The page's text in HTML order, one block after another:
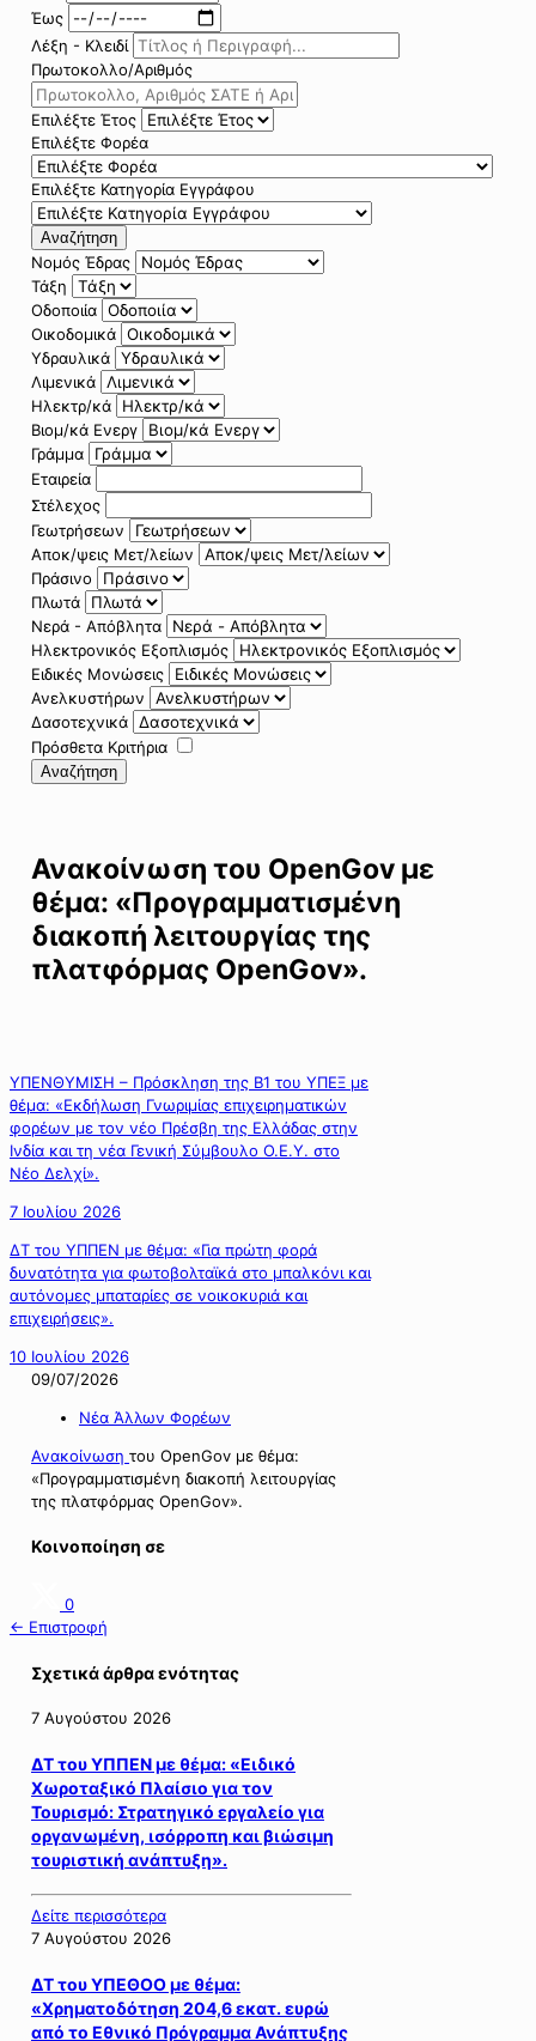
Έως
Λέξη - Κλειδί
Πρωτοκολλο/Αριθμός
Επιλέξτε Έτος
Επιλέξτε Φορέα
Επιλέξτε Κατηγορία Εγγράφου
Αναζήτηση
Νομός Έδρας
Τάξη
Οδοποιία
Οικοδομικά
Υδραυλικά
Λιμενικά
Ηλεκτρ/κά
Βιομ/κά Ενεργ
Γράμμα
Εταιρεία
Στέλεχος
Γεωτρήσεων
Αποκ/ψεις Μετ/λείων
Πράσινο
Πλωτά
Νερά - Απόβλητα
Ηλεκτρονικός Εξοπλισμός
Ειδικές Μονώσεις
Ανελκυστήρων
Δασοτεχνικά
Πρόσθετα Κριτήρια
Αναζήτηση
Ανακοίνωση του OpenGov με
θέμα: «Προγραμματισμένη
διακοπή λειτουργίας της
πλατφόρμας OpenGov».
ΥΠΕΝΘΥΜΙΣΗ – Πρόσκληση της Β1 του ΥΠΕΞ με
θέμα: «Εκδήλωση Γνωριμίας επιχειρηματικών
φορέων με τον νέο Πρέσβη της Ελλάδας στην
Ινδία και τη νέα Γενική Σύμβουλο Ο.Ε.Υ. στο
Νέο Δελχί».
7 Ιουλίου 2026
ΔΤ του ΥΠΠΕΝ με θέμα: «Για πρώτη φορά
δυνατότητα για φωτοβολταϊκά στο μπαλκόνι και
αυτόνομες μπαταρίες σε νοικοκυριά και
επιχειρήσεις».
10 Ιουλίου 2026
09/07/2026
Νέα Άλλων Φορέων
Ανακοίνωση του OpenGov με θέμα:
«Προγραμματισμένη διακοπή λειτουργίας
της πλατφόρμας OpenGov».
Κοινοποίηση σε
0
← Επιστροφή
Σχετικά άρθρα ενότητας
7 Αυγούστου 2026
ΔΤ του ΥΠΠΕΝ με θέμα: «Ειδικό
Χωροταξικό Πλαίσιο για τον
Τουρισμό: Στρατηγικό εργαλείο για
οργανωμένη, ισόρροπη και βιώσιμη
τουριστική ανάπτυξη».
Δείτε περισσότερα
7 Αυγούστου 2026
ΔΤ του ΥΠΕΘΟΟ με θέμα:
«Χρηματοδότηση 204,6 εκατ. ευρώ
από το Εθνικό Πρόγραμμα Ανάπτυξης